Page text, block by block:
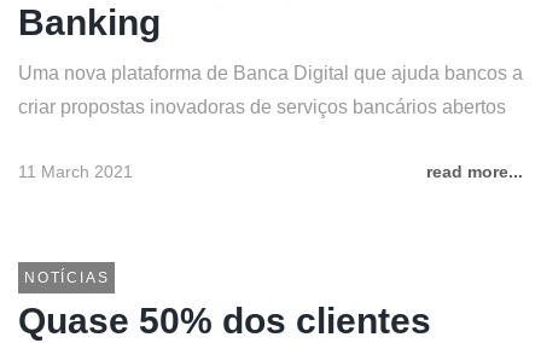
Banking
Uma nova plataforma de Banca Digital que ajuda bancos a
criar propostas inovadoras de serviços bancários abertos
11 March 2021 read more...
NOTÍCIAS
Quase 50% dos clientes